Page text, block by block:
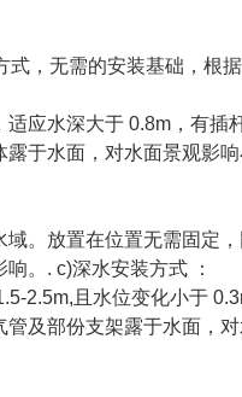
式，无需的安装基础，根
应水深大于 0.8m，有插
于水面，对水面景观影
。放置在位置无需固定
。. c)深水安装方式 ：
2.5m,且水位变化小于
及部份支架露于水面，